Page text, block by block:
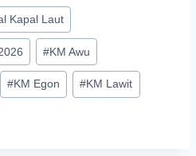
Kapal Laut
#KM Awu
#KM Egon #KM Lawit